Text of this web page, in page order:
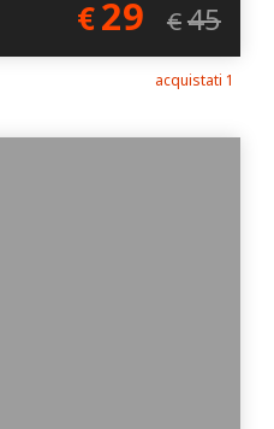
€29 €45
acquistati 1